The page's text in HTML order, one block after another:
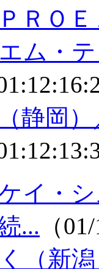
ＲＯ
ム・
（静岡
ケイ・
... （
（新